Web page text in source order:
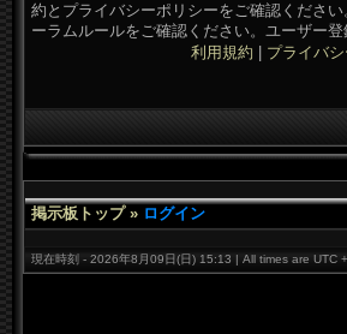
約とプライバシーポリシーをご確認くださ
ーラムルールをご確認ください。ユーザー登
利用規約
プライバ
掲示板トップ» ログイン
現在時刻 - 2026年8月09日(日) 15:13 | All times are UTC +